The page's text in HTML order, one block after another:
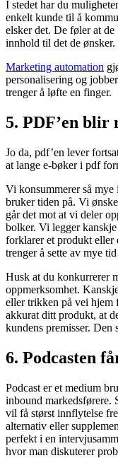
I stedet har du
enkelt kunde til å
elsker det. De føler at
innhold til det de ønsker.
Marketing automation
personalisering og
trenger å løfte en finger.
5. PDF’en
Jo da, pdf’en lever
at lange e-bøker i pdf
Vi konsummerer så
bruker tiden på. Vi
går det mot at vi deler
bolker. Vi legger
forklarer et produkt eller
trenger å sette av mye
Husk at du konkurrerer
oppmerksomhet.
eller trikken på vei hjem
akkurat ditt produkt, at
kundens premisser. Den
6. Podcasten
Podcast er et medium
inbound markedsførere.
vil få størst innflytelse
alternativ eller
perfekt i en
hvor man diskuterer